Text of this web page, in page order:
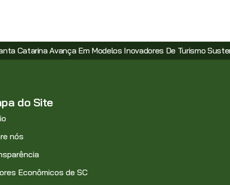
Em Modelos Inovadores De Turismo Sustentável Novos
do Site
nós
Econômicos de SC